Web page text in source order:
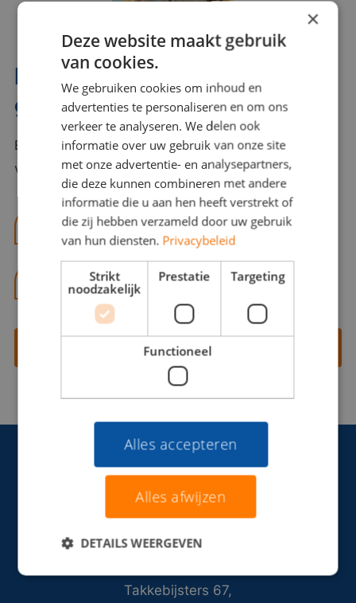
Interesse? Benno helpt je
graag verder!
Bel of mail Benno met al jouw vragen. Benno staat
voor je klaar en helpt je graag!
benno@viajou.nl
06 13 28 62 71
Contact opnemen
Takkebijsters 67,
×
Deze website maakt gebruik
van cookies.
We gebruiken cookies om inhoud en
advertenties te personaliseren en om ons
verkeer te analyseren. We delen ook
informatie over uw gebruik van onze site
met onze advertentie- en analysepartners,
die deze kunnen combineren met andere
informatie die u aan hen heeft verstrekt of
die zij hebben verzameld door uw gebruik
van hun diensten. Privacybeleid
Strikt
noodzakelijk
Prestatie Targeting
Functioneel
Alles accepteren
Alles afwijzen
DETAILS WEERGEVEN